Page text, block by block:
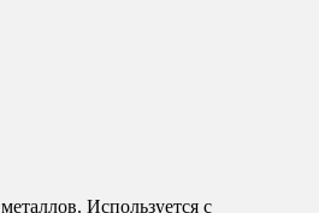
Используется с